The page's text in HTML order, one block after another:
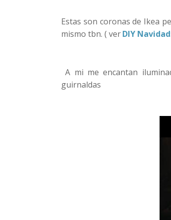
Estas son coronas de Ikea
mismo tbn. ( verDIY
A mi me encantan
guirnaldas